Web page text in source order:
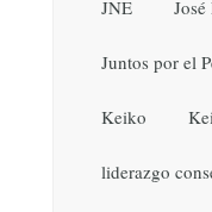
JNE
Juntos por el
Keiko
liderazgo